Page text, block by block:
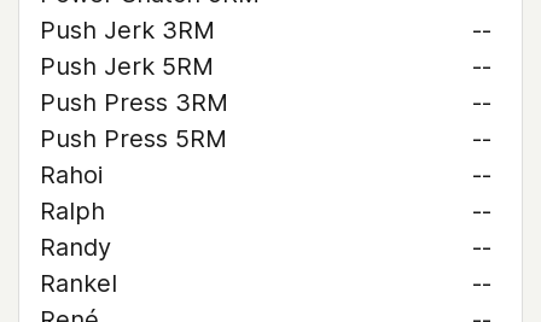
Push Jerk 3RM
--
Push Jerk 5RM
--
Push Press 3RM
--
Push Press 5RM
--
Rahoi
--
Ralph
--
Randy
--
Rankel
--